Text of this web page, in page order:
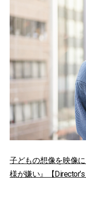
子どもの想像を映像
様が嫌い』【Director’s